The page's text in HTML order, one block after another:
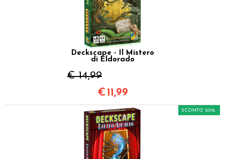
Deckscape - Il Mistero
di Eldorado
€ 14,99
€ 11,99
SCONTO 20%